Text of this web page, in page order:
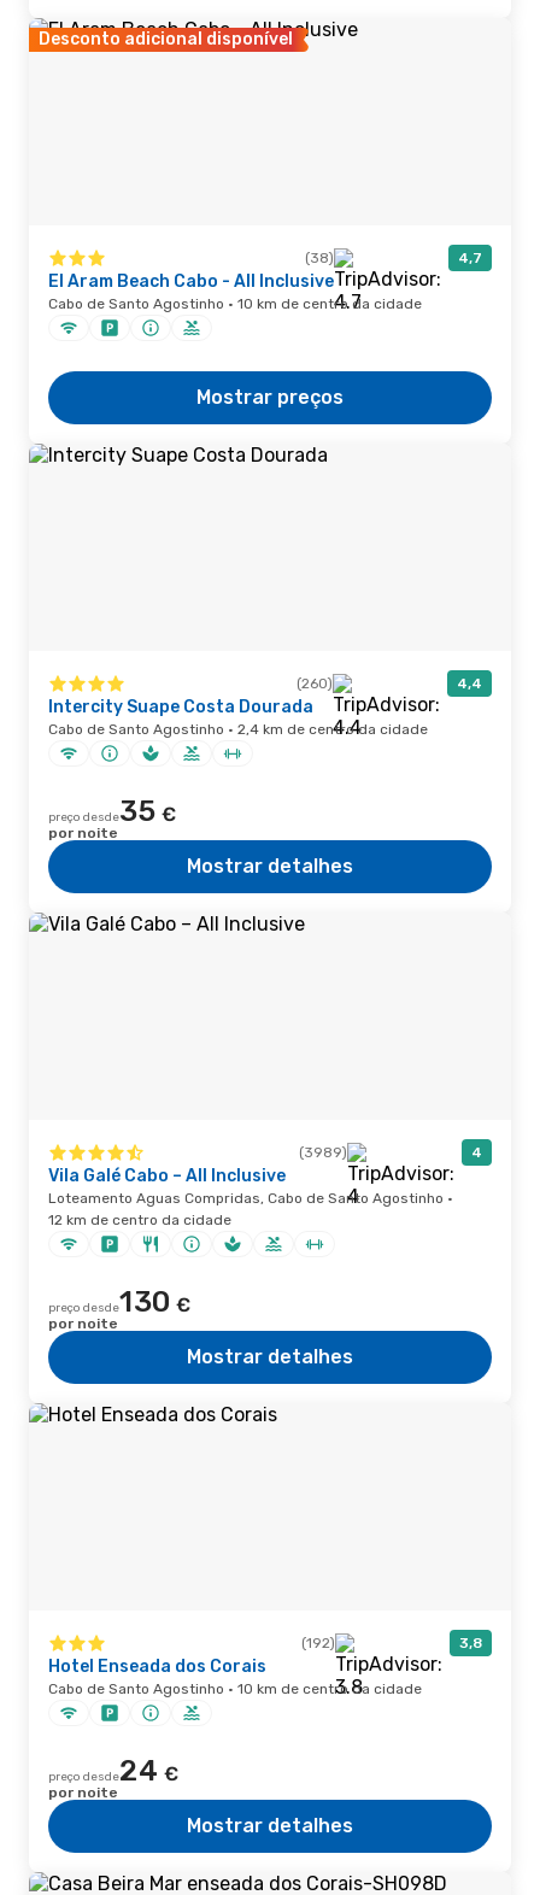
Desconto adicional disponível
(38) 4,7
El Aram Beach Cabo - All Inclusive
Cabo de Santo Agostinho · 10 km de centro da cidade
Mostrar preços
(260) 4,4
Intercity Suape Costa Dourada
Cabo de Santo Agostinho · 2,4 km de centro da cidade
preço desde35 €
por noite
Mostrar detalhes
(3989) 4
Vila Galé Cabo – All Inclusive
Loteamento Aguas Compridas, Cabo de Santo Agostinho ·
12 km de centro da cidade
preço desde130 €
por noite
Mostrar detalhes
(192) 3,8
Hotel Enseada dos Corais
Cabo de Santo Agostinho · 10 km de centro da cidade
preço desde24 €
por noite
Mostrar detalhes